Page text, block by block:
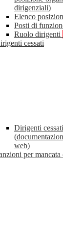
dirigenziali)
Elenco
Posti di
Ruolo dirigenti
cessati
Dirigenti
web)
per